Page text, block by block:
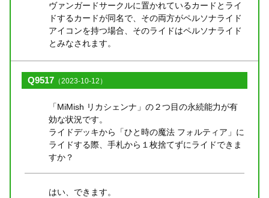
ヴァンガードサークルに置かれているカードとライ
ドするカードが同名で、その両方がペルソナライド
アイコンを持つ場合、そのライドはペルソナライド
とみなされます。
Q9517 （2023-10-12）
「MiMish リカシェンナ」の２つ目の永続能力が有
効な状況です。
ライドデッキから「ひと時の魔法 フォルティア」に
ライドする際、手札から１枚捨てずにライドできま
すか？
はい、できます。